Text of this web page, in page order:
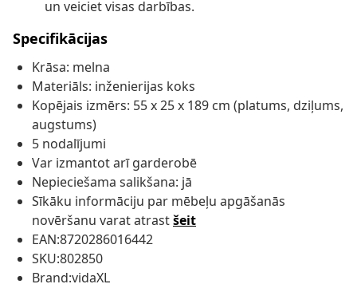
un veiciet visas darbības.
Specifikācijas
Krāsa: melna
Materiāls: inženierijas koks
Kopējais izmērs: 55 x 25 x 189 cm (platums, dziļums,
augstums)
5 nodalījumi
Var izmantot arī garderobē
Nepieciešama salikšana: jā
Sīkāku informāciju par mēbeļu apgāšanās
novēršanu varat atrastšeit
EAN:8720286016442
SKU:802850
Brand:vidaXL